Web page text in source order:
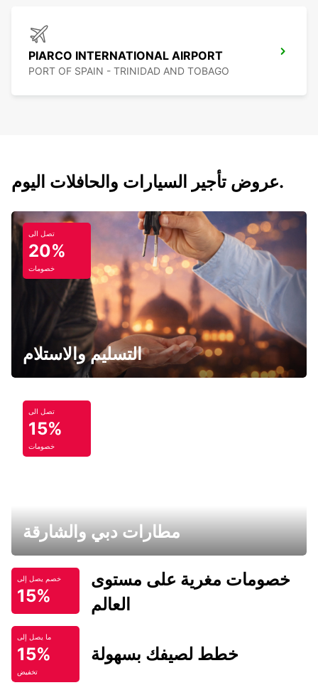
PIARCO INTERNATIONAL AIRPORT
PORT OF SPAIN - TRINIDAD AND TOBAGO
عروض تأجير السيارات والحافلات اليوم.
تصل الى
20%
خصومات
التسليم والاستلام
تصل الى
15%
خصومات
مطارات دبي والشارقة
خصم يصل إلى
15%
خصومات مغرية على مستوى
العالم
ما يصل إلى
15%
تخفيض
خطط لصيفك بسهولة